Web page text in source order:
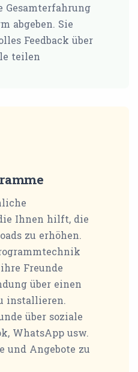
Gesamterfahrung
abgeben. Sie
Feedback über
teilen
Ihnen hilft, die
zu erhöhen.
Freunde
über einen
installieren.
über soziale
WhatsApp usw.
und Angebote zu